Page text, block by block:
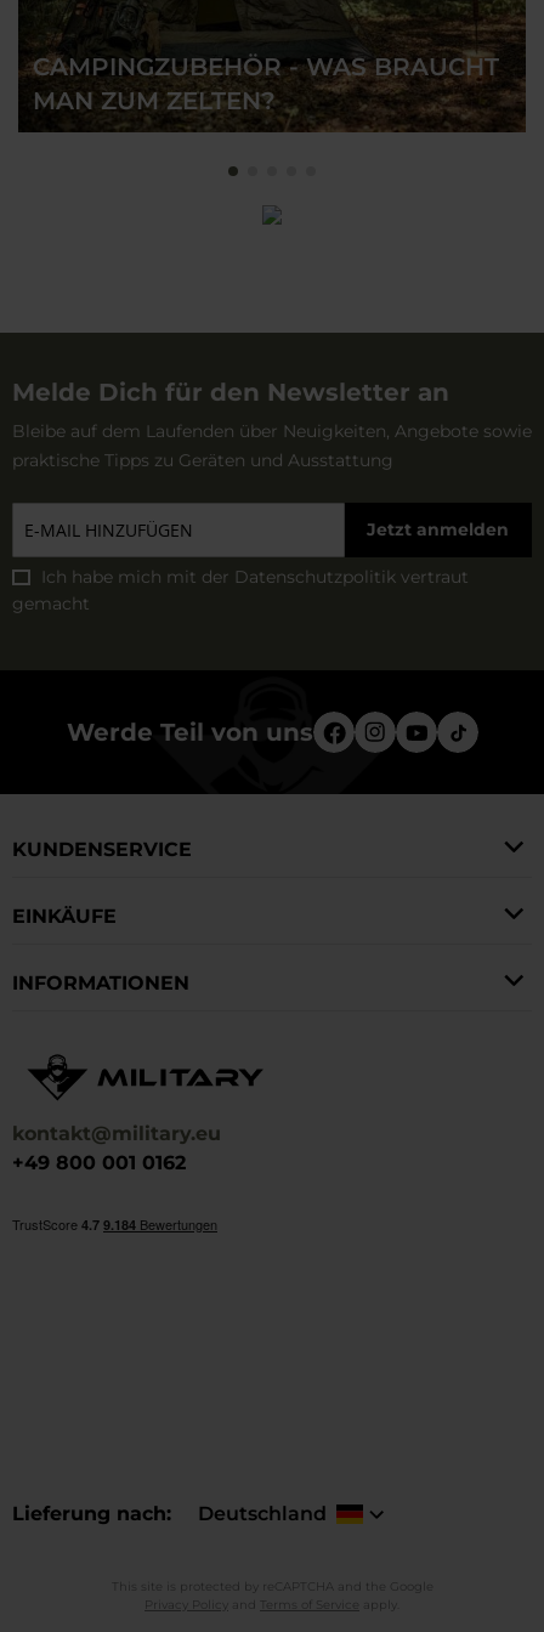
Snacks für seine Ausflüge kaufen. Das Sortiment
umfasst Snacks in verschiedenen Formen und
Geschmacksrichtungen. Egal, ob du lieber einen
Proteinriegel oder Schokolade zur Hand hast, dank der
großen Auswahl findest du sicher einen Snack, der zu
CAMPINGZUBEHÖR - WAS BRAUCHT
MAN ZUM ZELTEN?
Melde Dich für den Newsletter an
Bleibe auf dem Laufenden über Neuigkeiten, Angebote sowie
praktische Tipps zu Geräten und Ausstattung
Jetzt anmelden
Ich habe mich mit der Datenschutzpolitik vertraut
gemacht
Werde Teil von uns
kontakt@military.eu
+49 800 001 0162
Lieferung nach Deutschland
KUNDENSERVICE
EINKÄUFE
INFORMATIONEN
This site is protected by reCAPTCHA and the Google
Privacy Policy
and Terms of Service apply.